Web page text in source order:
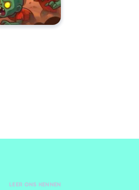
LEER ONS KENNEN